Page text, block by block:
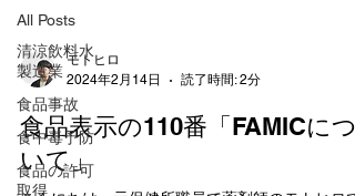
All Posts
清涼飲料水
製造業
食品事故
食中毒予防
食品の許可
取得
モトヒロ
2024年2月14日
読了時間: 2分
食品表示の110番「FAMICにつ
いて」